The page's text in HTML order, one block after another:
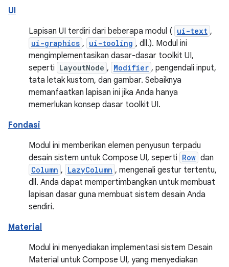
UI
Lapisan UI terdiri dari beberapa modul ( ui-text ,
ui-graphics , ui-tooling , dll.). Modul ini
mengimplementasikan dasar-dasar toolkit UI,
seperti LayoutNode , Modifier , pengendali input,
tata letak kustom, dan gambar. Sebaiknya
memanfaatkan lapisan ini jika Anda hanya
memerlukan konsep dasar toolkit UI.
Fondasi
Modul ini memberikan elemen penyusun terpadu
desain sistem untuk Compose UI, seperti Row dan
Column , LazyColumn , mengenali gestur tertentu,
dll. Anda dapat mempertimbangkan untuk membuat
lapisan dasar guna membuat sistem desain Anda
sendiri.
Material
Modul ini menyediakan implementasi sistem Desain
Material untuk Compose UI, yang menyediakan